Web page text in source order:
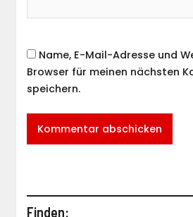
Name, E-Mail-Adresse und
Browser für meinen nächsten
speichern.
Finden: